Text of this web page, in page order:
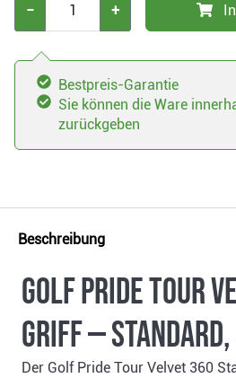
− +
Bestpreis-Garantie
Sie können die Ware
zurückgeben
Beschreibung
Golf Pride Tour
Griff — Standard,
Der Golf Pride Tour Velvet 360